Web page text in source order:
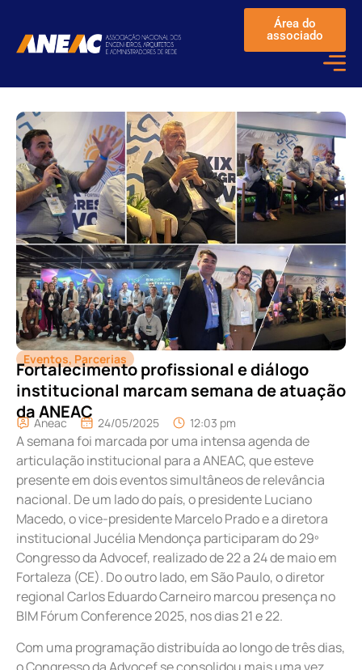
Área do
associado
Eventos, Parcerias
Fortalecimento profissional e diálogo
institucional marcam semana de atuação
da ANEAC
Aneac 24/05/2025 12:03 pm
A semana foi marcada por uma intensa agenda de
articulação institucional para a ANEAC, que esteve
presente em dois eventos simultâneos de relevância
nacional. De um lado do país, o presidente Luciano
Macedo, o vice-presidente Marcelo Prado e a diretora
institucional Jucélia Mendonça participaram do 29º
Congresso da Advocef, realizado de 22 a 24 de maio em
Fortaleza (CE). Do outro lado, em São Paulo, o diretor
regional Carlos Eduardo Carneiro marcou presença no
BIM Fórum Conference 2025, nos dias 21 e 22.
Com uma programação distribuída ao longo de três dias,